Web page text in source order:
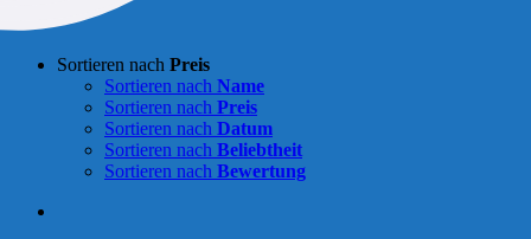
Sortieren nach Preis
Sortieren nach Name
Sortieren nach Preis
Sortieren nach Datum
Sortieren nach Beliebtheit
Sortieren nach Bewertung